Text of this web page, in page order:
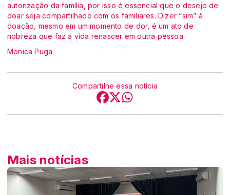
autorização da família, por isso é essencial que o desejo de
doar seja compartilhado com os familiares. Dizer “sim” à
doação, mesmo em um momento de dor, é um ato de
nobreza que faz a vida renascer em outra pessoa.
Monica Puga
Compartilhe essa notícia
Mais notícias